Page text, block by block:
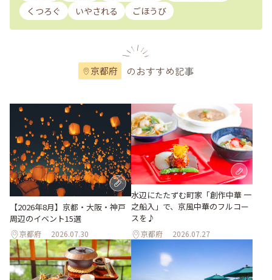
くつろぐ
いやされる ごほうび
京都府 のおすすめ記事
【2026年8月】京都・大阪・神戸
周辺のイベント15選
京都府 2026.07.30
水辺にたたずむ町家「創作中華 一
之船入」で、京風中華のフルコー
スを♪
京都府 2026.07.27